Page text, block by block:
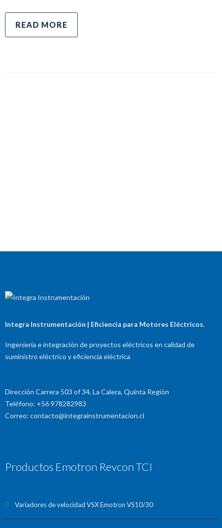
READ MORE
Integra Instrumentación | Eficiencia para Motores Eléctricos.
Ingeniería e integración de proyectos eléctricos en calidad de
suministro eléctrico y eficiencia eléctrica
Dirección Carrera 503 of 34, La Calera, Quinta Región
Teléfono: +56 978282983
Correo: contacto@integrainstrumentacion.cl
Productos Emotron Revcon TCI
Variadores de velocidad VSX Emotron VS10/30